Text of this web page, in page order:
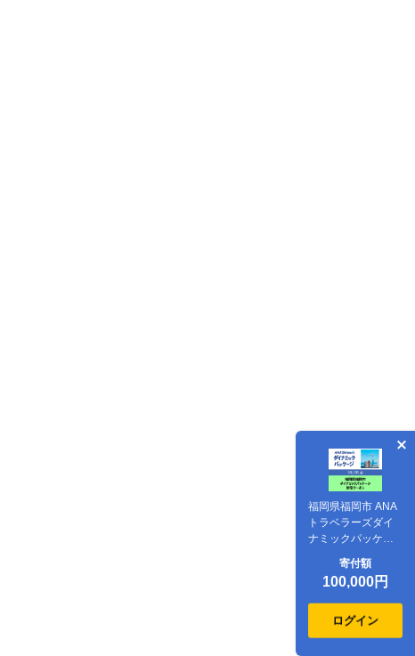
福岡県福岡市 ANA
トラベラーズダイ
ナミックパッケー
30,000点分
寄付額
100,000円
ログイン